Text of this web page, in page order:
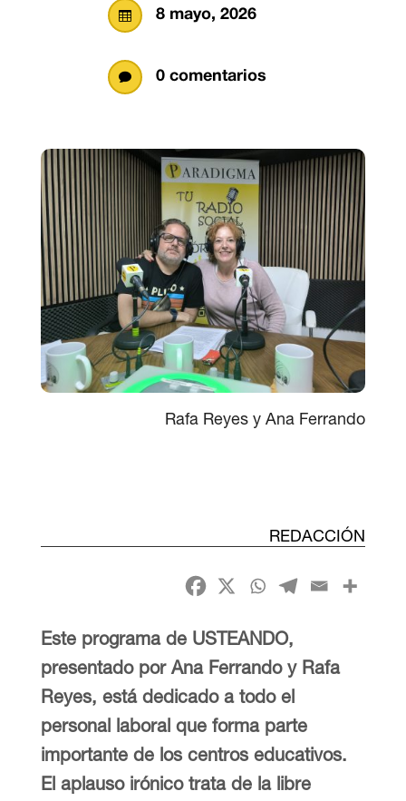
 8 mayo, 2026
 0 comentarios
Rafa Reyes y Ana Ferrando
REDACCIÓN
Este programa de USTEANDO,
presentado por Ana Ferrando y Rafa
Reyes, está dedicado a todo el
personal laboral que forma parte
importante de los centros educativos.
El aplauso irónico trata de la libre